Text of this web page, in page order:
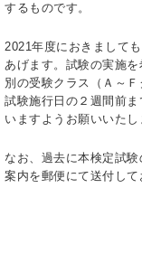
するものです。
2021年度におきまして
あげます。試験の実施
別の受験クラス（Ａ～
試験施行日の２週間前
いますようお願いいたし
なお、過去に本検定試
案内を郵便にて送付して